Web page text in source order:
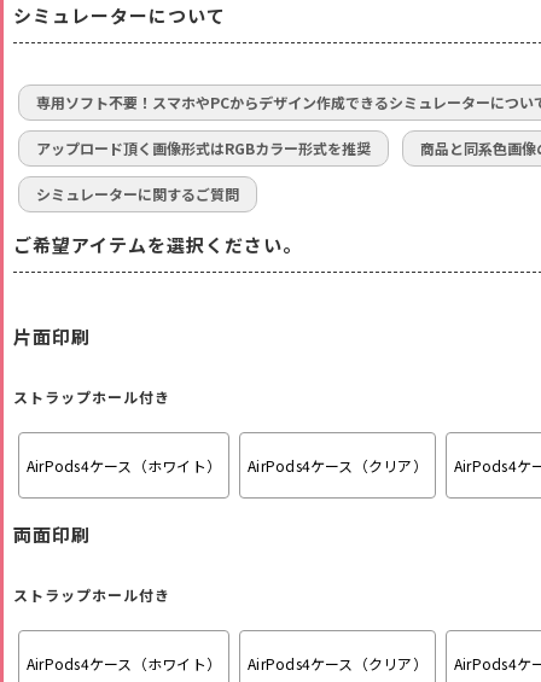
シミュレーターについて
専用ソフト不要！スマホやPCからデザイン作成できるシミュレーターについ
アップロード頂く画像形式はRGBカラー形式を推奨 商品と同系色画
シミュレーターに関するご質問
ご希望アイテムを選択ください。
片面印刷
ストラップホール付き
AirPods4ケース（ホワイト） AirPods4ケース（クリア） AirPods4ケ
両面印刷
ストラップホール付き
AirPods4ケース（ホワイト） AirPods4ケース（クリア） AirPods4ケ